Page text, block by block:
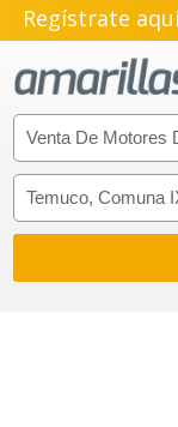
Regístrate